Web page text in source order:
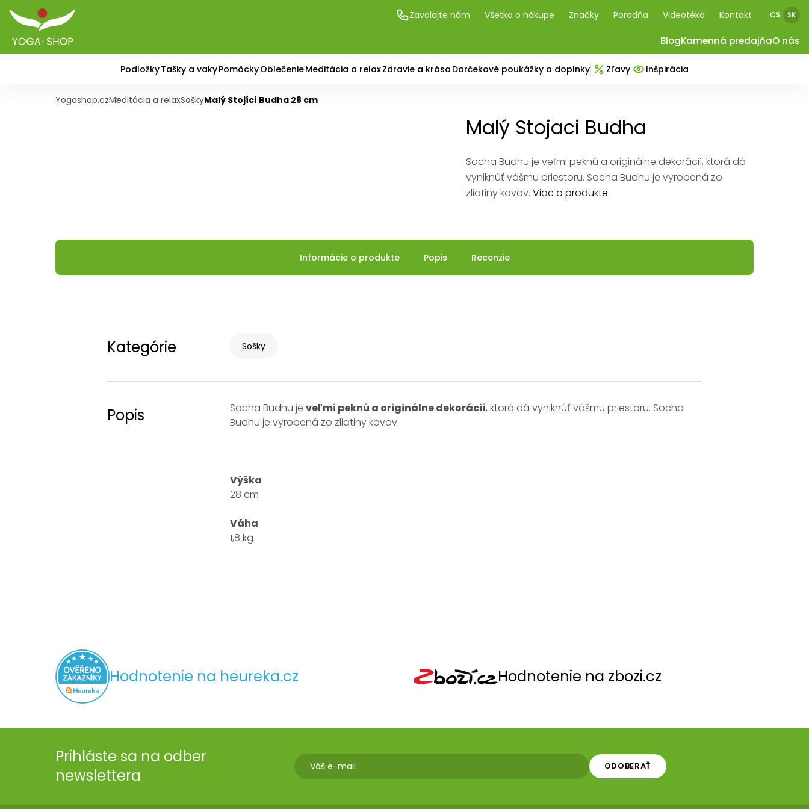
Zavolajte nám Všetko o nákupe Značky Poradňa Videotéka Kontakt CS SK
BlogKamenná predajňaO nás
PodložkyTašky a vakyPomôckyOblečenieMeditácia a relaxZdravie a krása Darčekové poukážky a doplnky Zľavy Inšpirácia
Yogashop.czMeditácia a relaxSoškyMalý Stojící Budha 28 cm
Malý Stojaci Budha
Socha Budhu je veľmi peknú a originálne dekorácií, ktorá dá
vyniknúť vášmu priestoru. Socha Budhu je vyrobená zo
zliatiny kovov. Viac o produkte
Informácie o produkte Popis Recenzie
Kategórie Sošky
Popis Socha Budhu je veľmi peknú a originálne dekorácií, ktorá dá vyniknúť vášmu priestoru. Socha
Budhu je vyrobená zo zliatiny kovov.
Výška
28 cm
Váha
1,8 kg
Hodnotenie na heureka.cz Hodnotenie na zbozi.cz
Prihláste sa na odber
newslettera
ODOBERAŤ